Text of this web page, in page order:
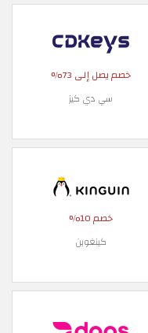
خصم يصل إلى 73%
سي دي كيز
خصم 10%
كينغوين